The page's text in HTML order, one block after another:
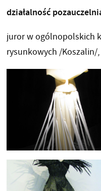
działalność
juror w ogólnopolskich
rysunkowych /Koszalin/